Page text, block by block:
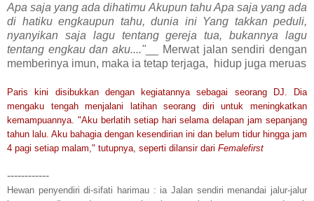
Apa saja yang ada dihatimu Akupun tahu Apa saja yang ada
di hatiku engkaupun tahu, dunia ini Yang takkan peduli,
nyanyikan saja lagu tentang gereja tua, bukannya lagu
tentang engkau dan aku...."
Merwat jalan sendiri dengan
memberinya imun, maka ia tetap terjaga, hidup juga meruas
Paris kini disibukkan dengan kegiatannya sebagai seorang DJ. Dia
mengaku tengah menjalani latihan seorang diri untuk meningkatkan
kemampuannya. "Aku berlatih setiap hari selama delapan jam sepanjang
tahun lalu. Aku bahagia dengan kesendirian ini dan belum tidur hingga jam
4 pagi setiap malam," tutupnya, seperti dilansir dari Femalefirst
------------
Hewan penyendiri di-sifati harimau : ia Jalan sendiri menandai jalur-jalur